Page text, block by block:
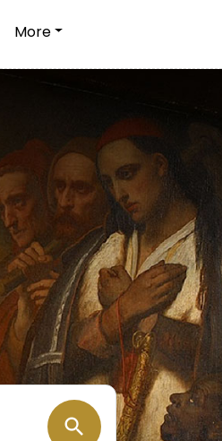
More
search